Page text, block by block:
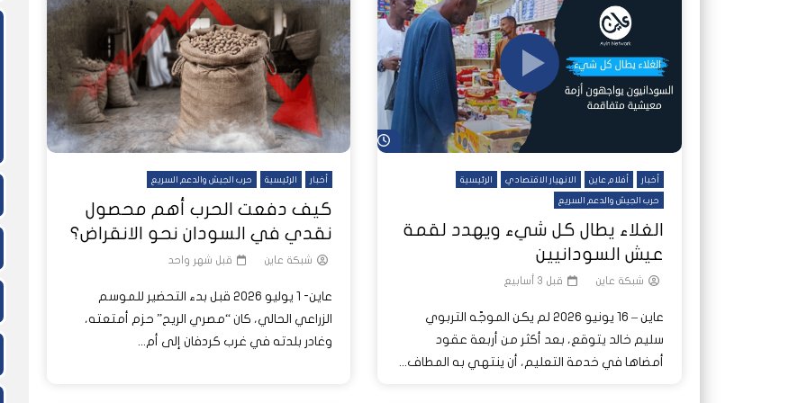
شاهد لاحقاً
عملتان وتطبيق مصرفي واحد.. كيف
تشظى النظام المصرفي في حرب
السودان؟
تصدر الدول العربية.. كيف دفعت الحرب
ديون السودان إلى ذروتها؟
نشرة أخبار عاين الأسبوعية
شاهد لاحقاً
عملتان وتطبيق مصرفي واحد.. كيف
تشظى النظام المصرفي في حرب
السودان؟
شاهد لاحقاً
هجمات المسيرات تضع ملايين السودانيين
على خطوط النار والجوع
جروحٌ لا تُرى.. حرب السودان تمتد إلى
الصحة النفسية للملايين
أخبار أفلام عاين الانهيار الاقتصادي الرئيسية
حرب الجيش والدعم السريع
الغلاء يطال كل شيء ويهدد لقمة
عيش السودانيين
شبكة عاين قبل 3 أسابيع
عاين – 16 يونيو 2026 لم يكن الموجّه التربوي
سليم خالد يتوقع، بعد أكثر من أربعة عقود
أمضاها في خدمة التعليم، أن ينتهي به المطاف...
أخبار الرئيسية حرب الجيش والدعم السريع
كيف دفعت الحرب أهم محصول
نقدي في السودان نحو الانقراض؟
شبكة عاين قبل شهر واحد
عاين- 1 يوليو 2026 قبل بدء التحضير للموسم
الزراعي الحالي، كان “مصري الريح” حزم أمتعته،
وغادر بلدته في غرب كردفان إلى أم...